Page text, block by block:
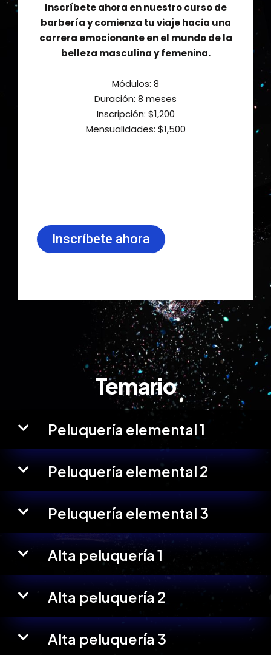
Inscríbete ahora en nuestro curso de
barbería y comienza tu viaje hacia una
carrera emocionante en el mundo de la
belleza masculina y femenina.
Módulos: 8
Duración: 8 meses
Inscripción: $1,200⁣
Mensualidades: $1,500⁣
Inscríbete ahora
Temario
Peluquería elemental 1
Peluquería elemental 2
Peluquería elemental 3
Alta peluquería 1
Alta peluquería 2
Alta peluquería 3